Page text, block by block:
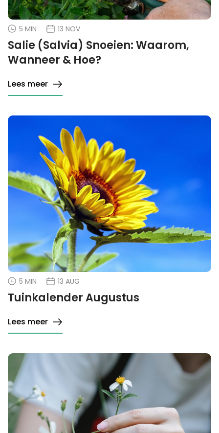
5 MIN 13 NOV
Salie (Salvia) Snoeien: Waarom,
Wanneer & Hoe?
Lees meer
5 MIN 13 AUG
Tuinkalender Augustus
Lees meer